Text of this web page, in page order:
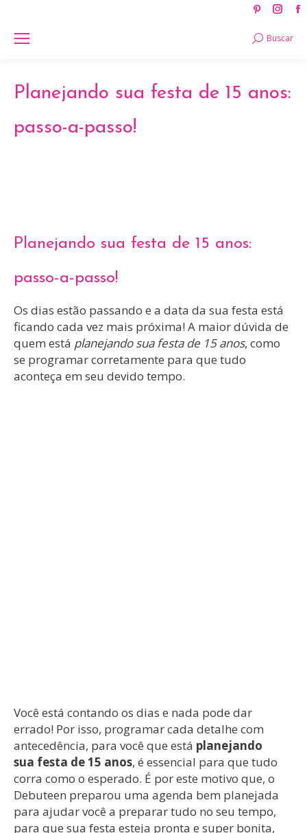
opens
window
Search:
Buscar
Planejando sua festa de 15 anos:
passo-a-passo!
Planejando sua festa de 15 anos:
passo-a-passo!
Os dias estão passando e a data da sua festa está
ficando cada vez mais próxima! A maior dúvida de
quem está planejando sua festa de 15 anos, como
se programar corretamente para que tudo
aconteça em seu devido tempo.
Você está contando os dias e nada pode dar
errado! Por isso, programar cada detalhe com
antecedência, para você que está planejando
sua festa de 15 anos, é essencial para que tudo
corra como o esperado. É por este motivo que, o
Debuteen preparou uma agenda bem planejada
para ajudar você a preparar tudo no seu tempo,
para que sua festa esteja pronta e super bonita,